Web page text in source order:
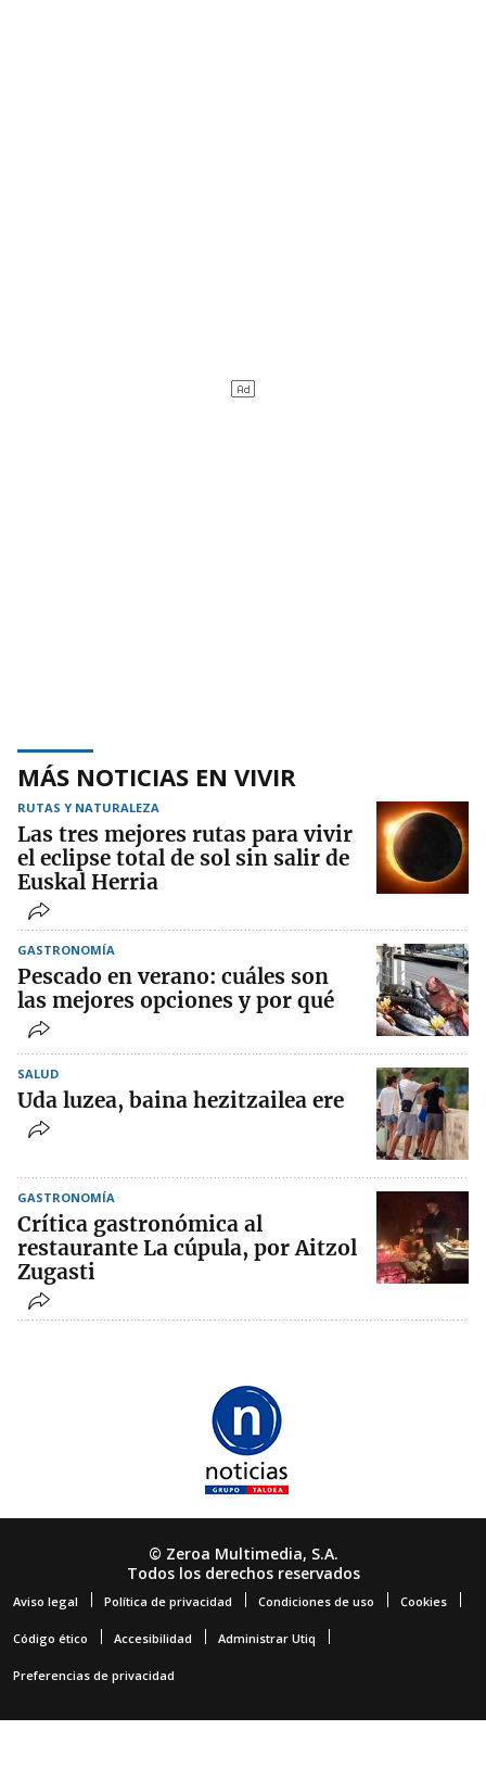
MÁS NOTICIAS EN VIVIR
RUTAS Y NATURALEZA
Las tres mejores rutas para vivir
el eclipse total de sol sin salir de
Euskal Herria
GASTRONOMÍA
Pescado en verano: cuáles son
las mejores opciones y por qué
SALUD
Uda luzea, baina hezitzailea ere
GASTRONOMÍA
Crítica gastronómica al
restaurante La cúpula, por Aitzol
Zugasti
© Zeroa Multimedia, S.A.
Todos los derechos reservados
Aviso legal Política de privacidad Condiciones de uso Cookies
Código ético Accesibilidad Administrar Utiq
Preferencias de privacidad